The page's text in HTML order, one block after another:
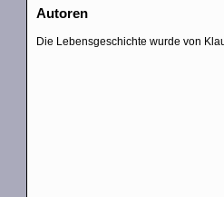
Autoren
Die Lebensgeschichte wurde von